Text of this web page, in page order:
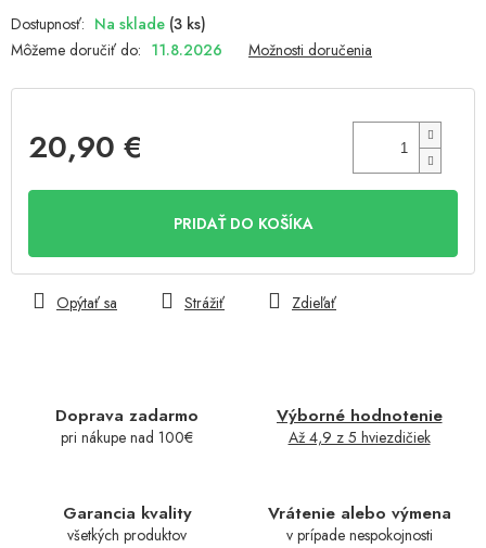
Na sklade (3 ks)
Môžeme doručiť do: 11.8.2026 Možnosti doručenia
20,90 €
PRIDAŤ DO KOŠÍKA
Doprava zadarmo
pri nákupe nad 100€
Výborné hodnotenie
Až 4,9 z 5 hviezdičiek
Garancia kvality
všetkých produktov
Vrátenie alebo výmena
v prípade nespokojnosti
Opýtať sa Strážiť Zdieľať